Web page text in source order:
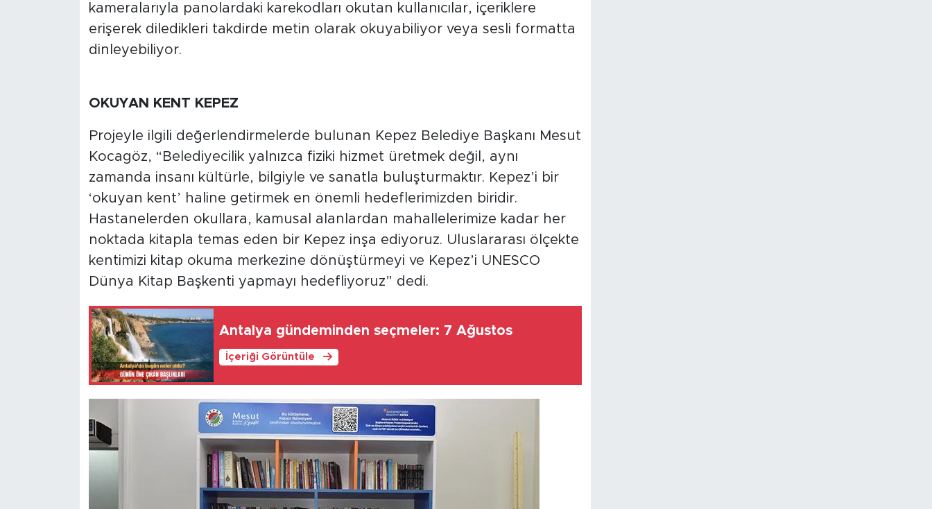
kameralarıyla panolardaki karekodları okutan kullanıcılar, içeriklere
erişerek diledikleri takdirde metin olarak okuyabiliyor veya sesli formatta
dinleyebiliyor.
OKUYAN KENT KEPEZ
Projeyle ilgili değerlendirmelerde bulunan Kepez Belediye Başkanı Mesut
Kocagöz, “Belediyecilik yalnızca fiziki hizmet üretmek değil, aynı
zamanda insanı kültürle, bilgiyle ve sanatla buluşturmaktır. Kepez’i bir
‘okuyan kent’ haline getirmek en önemli hedeflerimizden biridir.
Hastanelerden okullara, kamusal alanlardan mahallelerimize kadar her
noktada kitapla temas eden bir Kepez inşa ediyoruz. Uluslararası ölçekte
kentimizi kitap okuma merkezine dönüştürmeyi ve Kepez’i UNESCO
Dünya Kitap Başkenti yapmayı hedefliyoruz” dedi.
Antalya gündeminden seçmeler: 7 Ağustos
İçeriği Görüntüle